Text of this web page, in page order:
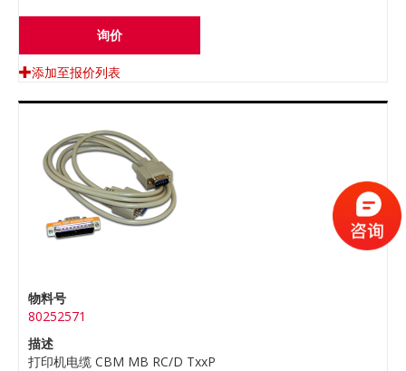
询价
添加至报价列表
物料号
80252571
描述
打印机电缆 CBM MB RC/D TxxP